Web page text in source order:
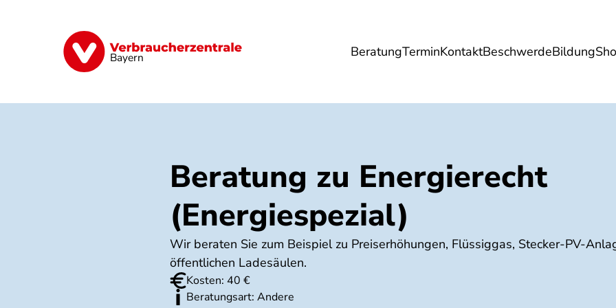
Bayern BeratungTerminKontaktBeschwerdeBildung
Finanzen Digitales Lebensmittel Umwelt Gesundheit Energie
Beratung zu Energierecht
(Energiespezial)
Wir beraten Sie zum Beispiel zu Preiserhöhungen, Flüssiggas, Stecker-PV-
öffentlichen Ladesäulen.
Kosten: 40 €
Beratungsart: Andere